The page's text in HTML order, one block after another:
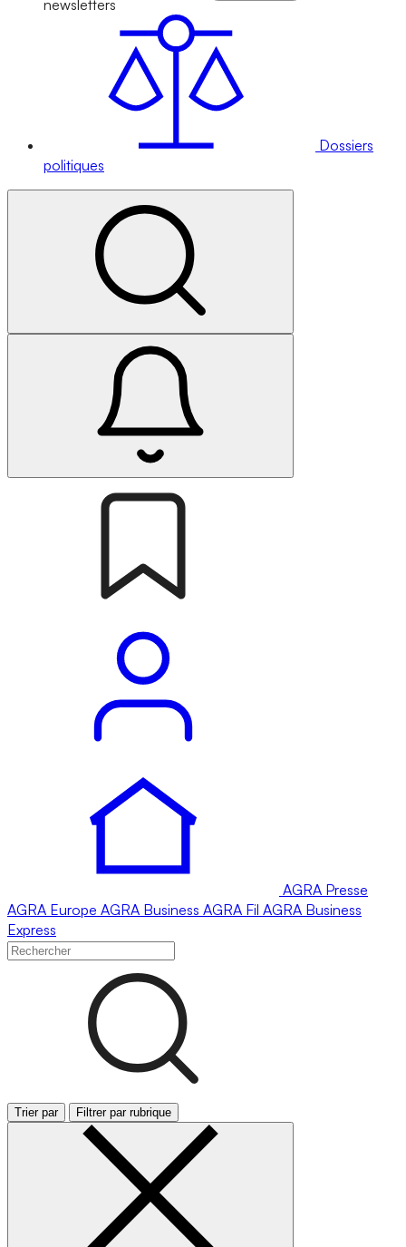
newsletters
Dossiers
politiques
AGRA Presse
AGRA Europe AGRA Business AGRA Fil AGRA Business
Express
Trier par Filtrer par rubrique